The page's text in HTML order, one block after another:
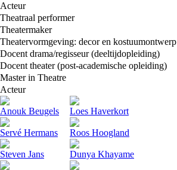
Acteur
Theatraal performer
Theatermaker
Theatervormgeving: decor en kostuumontwerp
Docent drama/regisseur (deeltijdopleiding)
Docent theater (post-academische opleiding)
Master in Theatre
Acteur
Anouk Beugels Loes Haverkort
Servé Hermans Roos Hoogland
Steven Jans Dunya Khayame